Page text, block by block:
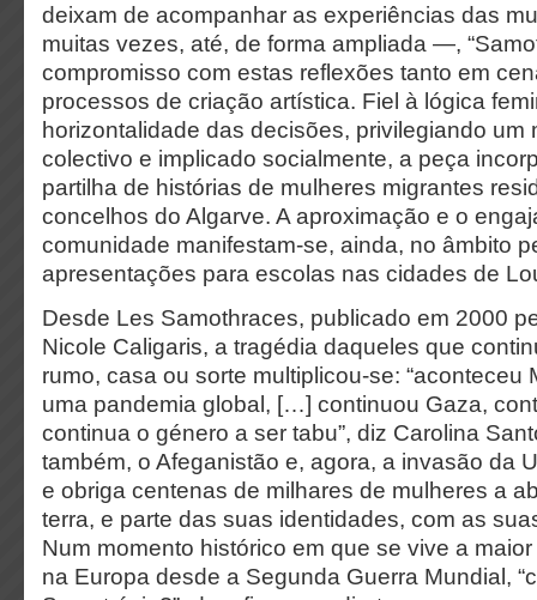
deixam de acompanhar as experiências das
muitas vezes, até, de forma ampliada —,
compromisso com estas reflexões tanto em
processos de criação artística. Fiel à lógica
horizontalidade das decisões, privilegiando um
colectivo e implicado socialmente, a peça
partilha de histórias de mulheres migrantes
concelhos do Algarve. A aproximação e o
comunidade manifestam-se, ainda, no âmbito
apresentações para escolas nas cidades de
Desde Les Samothraces, publicado em 2000
Nicole Caligaris, a tragédia daqueles que
rumo, casa ou sorte multiplicou-se: “aconteceu
uma pandemia global, […] continuou Gaza,
continua o género a ser tabu”, diz Carolina
também, o Afeganistão e, agora, a invasão da
e obriga centenas de milhares de mulheres a
terra, e parte das suas identidades, com as
Num momento histórico em que se vive a
na Europa desde a Segunda Guerra Mundial,